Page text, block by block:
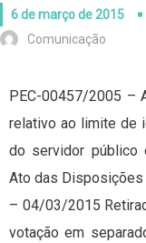
6 de março de 2015
Comunicação
PEC-00457/2005 –
relativo ao limite de
do servidor público
Ato das Disposições
– 04/03/2015
votação em